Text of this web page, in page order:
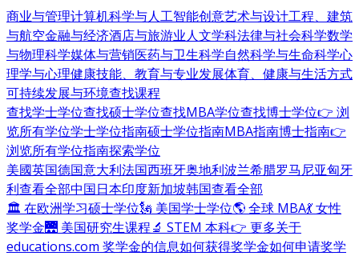
商业与管理计算机科学与人工智能创意艺术与设计工程、建筑
与航空金融与经济酒店与旅游业人文学科法律与社会科学数学
与物理科学媒体与营销医药与卫生科学自然科学与生命科学心
理学与心理健康技能、教育与专业发展体育、健康与生活方式
可持续发展与环境查找课程
查找学士学位查找硕士学位查找MBA学位查找博士学位👉 浏
览所有学位学士学位指南硕士学位指南MBA指南博士指南👉
浏览所有学位指南探索学位
美國英国德国意大利法国西班牙奥地利波兰希腊罗马尼亚匈牙
利查看全部中国日本印度新加坡韩国查看全部
🏛 在欧洲学习硕士学位🗽 美国学士学位🌎 全球 MBA💃 女性
奖学金🌉 美国研究生课程🔬 STEM 本科👉 更多关于
educations.com 奖学金的信息如何获得奖学金如何申请奖学